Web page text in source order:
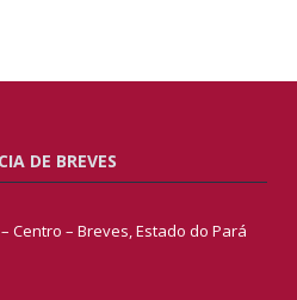
DE BREVES
Centro – Breves, Estado do Pará